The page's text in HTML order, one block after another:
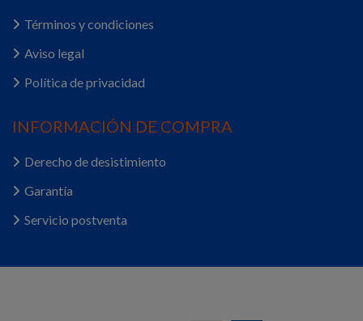
Términos y condiciones
Aviso legal
Política de privacidad
INFORMACIÓN DE COMPRA
Derecho de desistimiento
Garantía
Servicio postventa